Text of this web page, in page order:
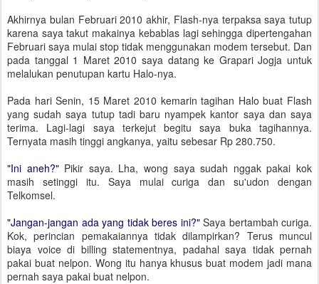
Akhirnya bulan Februari 2010 akhir, Flash-nya terpaksa saya tutup
karena saya takut makainya kebablas lagi sehingga dipertengahan
Februari saya mulai stop tidak menggunakan modem tersebut. Dan
pada tanggal 1 Maret 2010 saya datang ke Grapari Jogja untuk
melalukan penutupan kartu Halo-nya.
Pada hari Senin, 15 Maret 2010 kemarin tagihan Halo buat Flash
yang sudah saya tutup tadi baru nyampek kantor saya dan saya
terima. Lagi-lagi saya terkejut begitu saya buka tagihannya.
Ternyata masih tinggi angkanya, yaitu sebesar Rp 280.750.
"Ini aneh?"Pikir saya. Lha, wong saya sudah nggak pakai kok
masih setinggi itu. Saya mulai curiga dan su'udon dengan
Telkomsel.
"Jangan-jangan ada yang tidak beres ini?" Saya bertambah curiga.
Kok, perincian pemakaiannya tidak dilampirkan? Terus muncul
biaya voice di billing statementnya, padahal saya tidak pernah
pakai buat nelpon. Wong itu hanya khusus buat modem jadi mana
pernah saya pakai buat nelpon.